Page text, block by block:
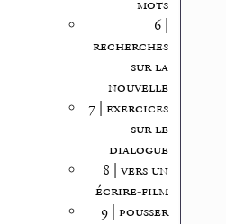
mots
6 |
recherches
sur la
nouvelle
7 | exercices
sur le
dialogue
8 | vers un
écrire-film
9 | pousser